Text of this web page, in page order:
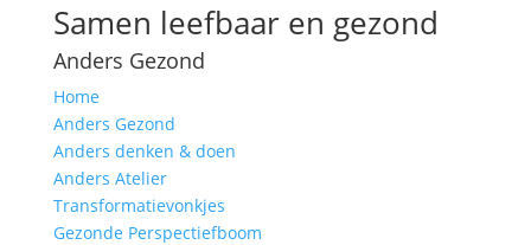
Samen leefbaar en gezond
Anders Gezond
Home
Anders Gezond
Anders denken & doen
Anders Atelier
Transformatievonkjes
Gezonde Perspectiefboom